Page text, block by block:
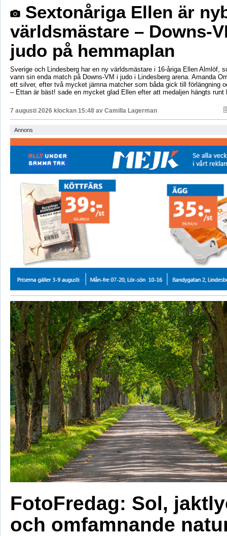
Sextonåriga Ellen är
världsmästare – Downs-
judo på hemmaplan
Sverige och Lindesberg har en ny världsmästare i 16-åriga Ellen Almlöf,
vann sin enda match på Downs-VM i judo i Lindesberg arena. Amanda
ett silver, efter två mycket jämna matcher som båda gick till förlängning
– Ettan är bäst! sade en mycket glad Ellen efter att medaljen hängts runt
7 augusti 2026 klockan 15:48 av Camilla Lagerman
Annons
FotoFredag: Sol,
och omfamnande